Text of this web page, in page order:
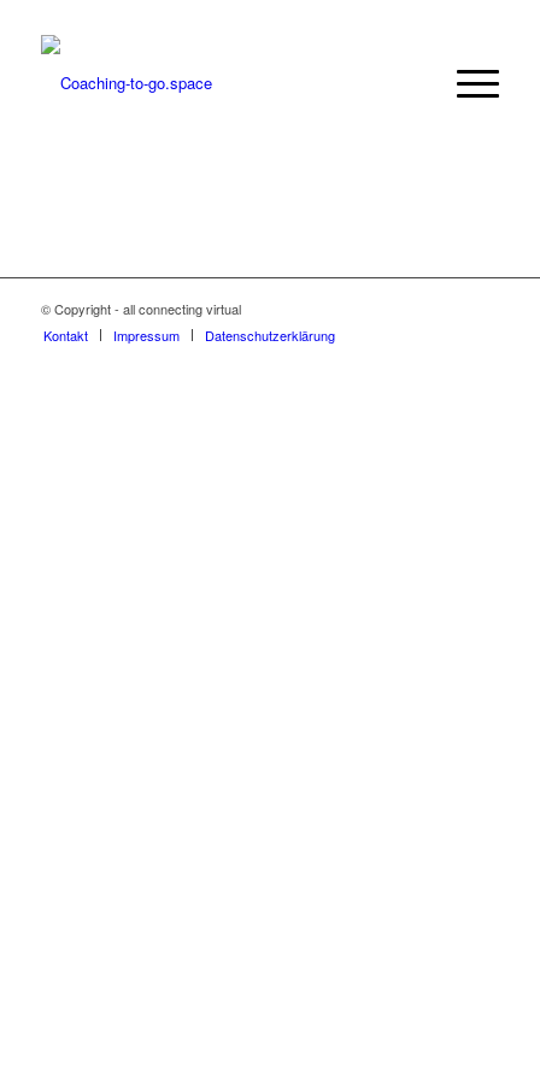
© Copyright - all connecting virtual
Kontakt
Impressum Datenschutzerklärung